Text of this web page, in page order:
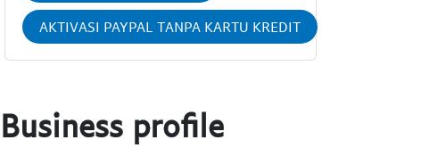
AKTIVASI PAYPAL TANPA KARTU KREDIT
Business profile